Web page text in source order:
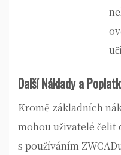
Další Náklady a
Kromě základních
mohou uživatelé čelit
s používáním